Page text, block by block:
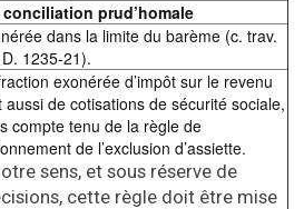
prud’homale
dans la limite du barème (c. trav.
1235-21).
exonérée d’impôt sur le revenu
aussi de cotisations de sécurité sociale,
compte tenu de la règle de
de l’exclusion d’assiette.
sens, et sous réserve de
cette règle doit être mise